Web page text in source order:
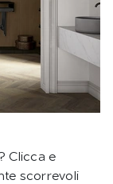
Clicca e
scorrevoli